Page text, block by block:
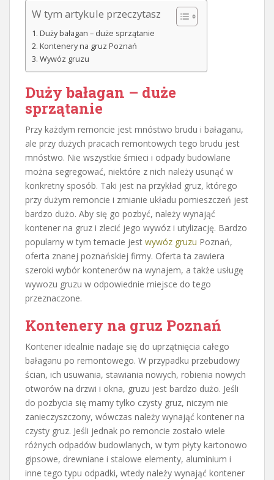
W tym artykule przeczytasz
Duży bałagan – duże sprzątanie
Kontenery na gruz Poznań
Wywóz gruzu
Duży bałagan – duże
sprzątanie
Przy każdym remoncie jest mnóstwo brudu i bałaganu,
ale przy dużych pracach remontowych tego brudu jest
mnóstwo. Nie wszystkie śmieci i odpady budowlane
można segregować, niektóre z nich należy usunąć w
konkretny sposób. Taki jest na przykład gruz, którego
przy dużym remoncie i zmianie układu pomieszczeń jest
bardzo dużo. Aby się go pozbyć, należy wynająć
kontener na gruz i zlecić jego wywóz i utylizację. Bardzo
popularny w tym temacie jest wywóz gruzu Poznań,
oferta znanej poznańskiej firmy. Oferta ta zawiera
szeroki wybór kontenerów na wynajem, a także usługę
wywozu gruzu w odpowiednie miejsce do tego
przeznaczone.
Kontenery na gruz Poznań
Kontener idealnie nadaje się do uprzątnięcia całego
bałaganu po remontowego. W przypadku przebudowy
ścian, ich usuwania, stawiania nowych, robienia nowych
otworów na drzwi i okna, gruzu jest bardzo dużo. Jeśli
do pozbycia się mamy tylko czysty gruz, niczym nie
zanieczyszczony, wówczas należy wynająć kontener na
czysty gruz. Jeśli jednak po remoncie zostało wiele
różnych odpadów budowlanych, w tym płyty kartonowo
gipsowe, drewniane i stalowe elementy, aluminium i
inne tego typu odpadki, wtedy należy wynająć kontener